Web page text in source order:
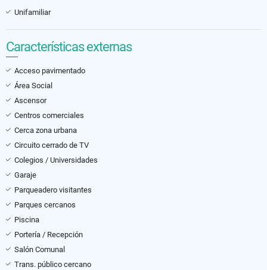
Unifamiliar
Características externas
Acceso pavimentado
Área Social
Ascensor
Centros comerciales
Cerca zona urbana
Circuito cerrado de TV
Colegios / Universidades
Garaje
Parqueadero visitantes
Parques cercanos
Piscina
Portería / Recepción
Salón Comunal
Trans. público cercano